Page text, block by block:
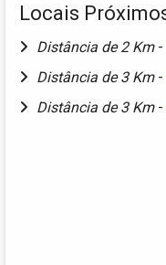
Locais
Distância de 2 Km -
Distância de 3 Km -
Distância de 3 Km -